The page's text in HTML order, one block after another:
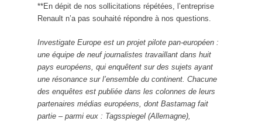
**En dépit de nos sollicitations répétées, l’entreprise
Renault n’a pas souhaité répondre à nos questions.
Investigate Europe est un projet pilote pan-européen :
une équipe de neuf journalistes travaillant dans huit
pays européens, qui enquêtent sur des sujets ayant
une résonance sur l’ensemble du continent. Chacune
des enquêtes est publiée dans les colonnes de leurs
partenaires médias européens, dont Bastamag fait
partie – parmi eux : Tagsspiegel (Allemagne),